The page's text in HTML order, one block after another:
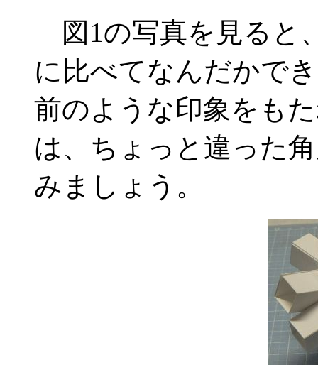
図1の写真を見ると
に比べてなんだかで
前のような印象をも
は、ちょっと違った
みましょう。